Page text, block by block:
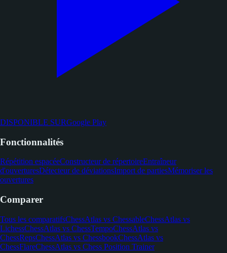
DISPONIBLE SURGoogle Play
Fonctionnalités
Répétition espacéeConstructeur de répertoireEntraîneur
d'ouverturesDétecteur de déviationsImport de partiesMémoriser les
ouvertures
Comparer
Tous les comparatifsChessAtlas vs ChessableChessAtlas vs
LichessChessAtlas vs ChessTempoChessAtlas vs
ChessRepsChessAtlas vs ChessbookChessAtlas vs
ChessFlareChessAtlas vs Chess Position Trainer